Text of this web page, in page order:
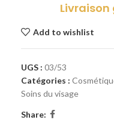
Add to wishlist
UGS : 03/53
Catégories :
Soins du visage
Share: